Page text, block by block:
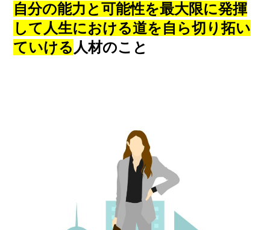
自分の能力と可能性を最大限に発揮
して人生における道を自ら切り拓い
ていける 人材のこと